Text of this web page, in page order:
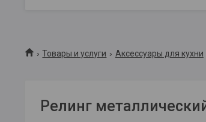
Товары и услуги Аксессуары для кухни
Релинг